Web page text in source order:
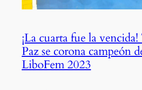
¡La cuarta fue la
Paz se corona campeón
LiboFem 2023